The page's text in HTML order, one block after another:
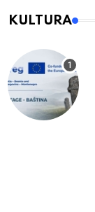
KULTURA